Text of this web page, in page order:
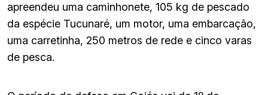
apreendeu uma caminhonete, 105 kg de pescado
da espécie Tucunaré, um motor, uma embarcação,
uma carretinha, 250 metros de rede e cinco varas
de pesca.